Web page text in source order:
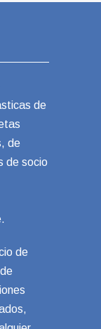
de
de
de socio
de